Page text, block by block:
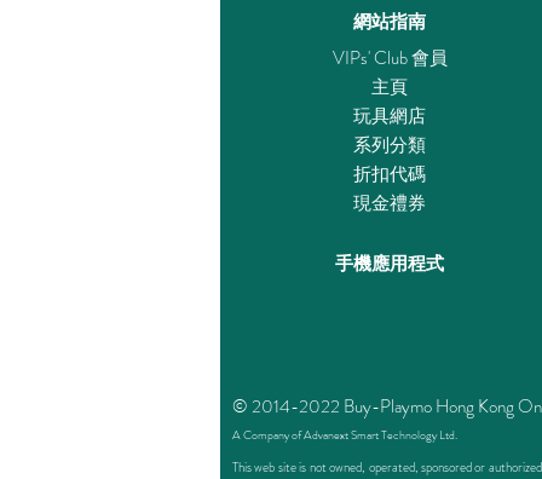
網站指南
VIPs' Club 會員
主頁
玩具網店
系列分類
折扣代碼
現金禮券
手機應用程式
© 2014-2022 Buy-Playmo Hong Kong
A Company of Advanext Smart Technology Ltd.
This web site is not owned, operated, sponsored or